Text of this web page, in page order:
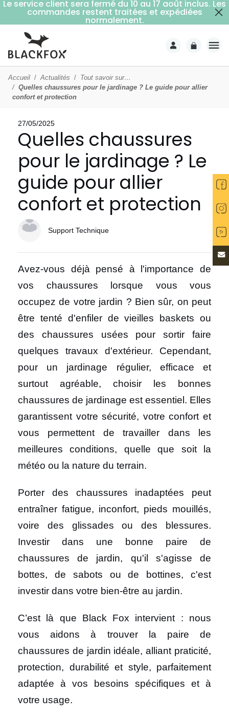
Livraison offerte dès 59€ d'achats (point relais)
Accueil Actualités
Tout savoir sur…
Quelles chaussures pour le jardinage ? Le guide pour allier
confort et protection
27/05/2025
Quelles chaussures
pour le jardinage ? Le
guide pour allier
confort et protection
Support Technique
Avez-vous déjà pensé à l'importance de
vos chaussures lorsque vous vous
occupez de votre jardin ? Bien sûr, on peut
être tenté d'enfiler de vieilles baskets ou
des chaussures usées pour sortir faire
quelques travaux d'extérieur. Cependant,
pour un jardinage régulier, efficace et
surtout agréable, choisir les bonnes
chaussures de jardinage est essentiel. Elles
garantissent votre sécurité, votre confort et
vous permettent de travailler dans les
meilleures conditions, quelle que soit la
météo ou la nature du terrain.
Porter des chaussures inadaptées peut
entraîner fatigue, inconfort, pieds mouillés,
voire des glissades ou des blessures.
Investir dans une bonne paire de
chaussures de jardin, qu'il s'agisse de
bottes, de sabots ou de bottines, c'est
investir dans votre bien-être au jardin.
C’est là que Black Fox intervient : nous
vous aidons à trouver la paire de
chaussures de jardin idéale, alliant praticité,
protection, durabilité et style, parfaitement
adaptée à vos besoins spécifiques et à
votre usage.
Le service client sera fermé du 10 au 17 août inclus. Les
commandes restent traitées et expédiées
normalement.